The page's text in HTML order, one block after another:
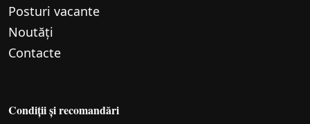
Posturi vacante
Noutăți
Contacte
Condiții și recomandări